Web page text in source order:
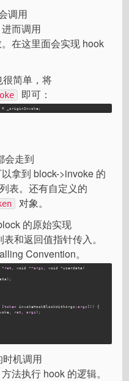
调用
而调用
在这里面会实现 hook
很简单，将
即可：
= _originInvoke;
会走到
拿到 block->invoke 的
表。还有自定义的
对象。
的原始实现
表和返回值指针传入。
Convention。
* ret , void **args
, void *userdata)
[token invokeHookBlockWithArgs:args ])) {
ret , args );
机调用
方法执行 hook 的逻辑。